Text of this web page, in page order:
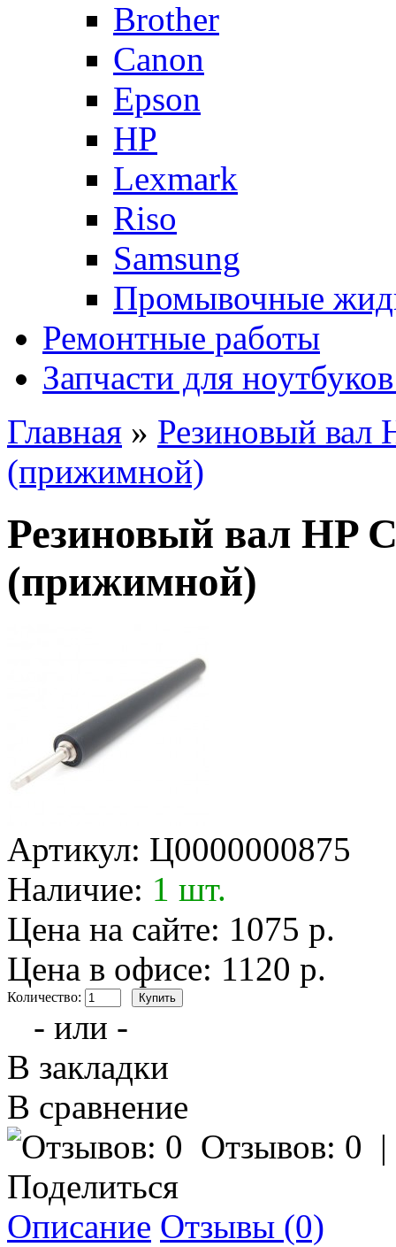
Brother
Canon
Epson
HP
Lexmark
Riso
Samsung
Промывочные
Ремонтные работы
Запчасти для
Главная » Резиновый вал
(прижимной)
Резиновый вал HP
(прижимной)
Артикул: Ц0000000875
Наличие: 1 шт.
Цена на сайте: 1075 р.
Цена в офисе: 1120 р.
Количество:
- или -
В закладки
В сравнение
Отзывов: 0
Поделиться
Описание Отзывы (0)